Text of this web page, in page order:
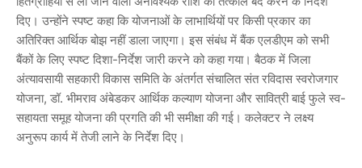
दिए। उन्होंने स्पष्ट कहा कि योजनाओं के लाभार्थियों पर किसी प्रकार का
अतिरिक्त आर्थिक बोझ नहीं डाला जाएगा। इस संबंध में बैंक एलडीएम को सभी
बैंकों के लिए स्पष्ट दिशा-निर्देश जारी करने को कहा गया। बैठक में जिला
अंत्यावसायी सहकारी विकास समिति के अंतर्गत संचालित संत रविदास स्वरोजगार
योजना, डॉ. भीमराव अंबेडकर आर्थिक कल्याण योजना और सावित्री बाई फुले स्व-
सहायता समूह योजना की प्रगति की भी समीक्षा की गई। कलेक्टर ने लक्ष्य
अनुरूप कार्य में तेजी लाने के निर्देश दिए।